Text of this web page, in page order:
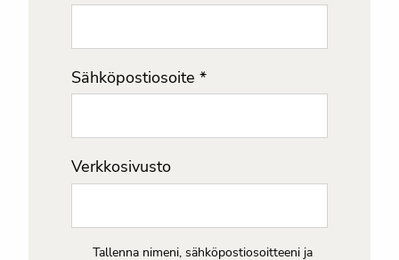
Sähköpostiosoite *
Verkkosivusto
Tallenna nimeni, sähköpostiosoitteeni ja